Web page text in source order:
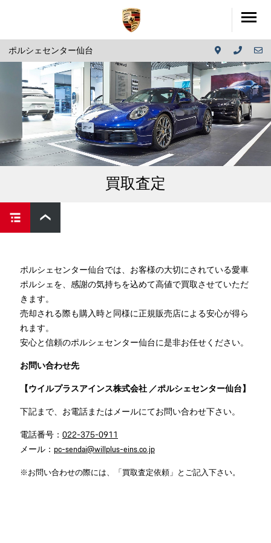
ポルシェセンター仙台
買取査定
ポルシェセンター仙台では、お客様の大切にされている愛車
ポルシェを、感謝の気持ちを込めて高値で買取させていただ
きます。
売却される際も購入時と同様に正規販売店による安心が得ら
れます。
安心と信頼のポルシェセンター仙台に是非お任せください。
お問い合わせ先
【ウイルプラスアインス株式会社 ／ポルシェセンター仙台】
下記まで、お電話またはメールにてお問い合わせ下さい。
電話番号： 022-375-0911
メール： pc-sendai@willplus-eins.co.jp
※お問い合わせの際には、「買取査定依頼」とご記入下さい。